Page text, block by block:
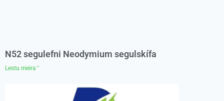
N52 segulefni Neodymium segulskífa
Lestu meira "